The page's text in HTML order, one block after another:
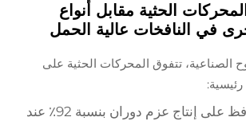
الحثية مقابل أنواع
في النافخات عالية الحمل
الصناعية، تتفوق المحركات الحثية على
: تحافظ على إنتاج عزم دوران بنسبة 92٪ عند